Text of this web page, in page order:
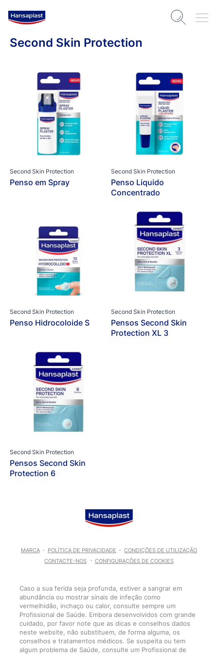
Second Skin Protection
Second Skin Protection
Penso em Spray
Second Skin Protection
Penso Liquido
Concentrado
Second Skin Protection
Penso Hidrocoloide S
Second Skin Protection
Pensos Second Skin
Protection XL 3
Second Skin Protection
Pensos Second Skin
Protection 6
MARCA POLÌTICA DE PRIVACIDADE
CONDIÇÕES DE UTILIZAÇÃO
CONTACTE-NOS
CONFIGURAÇÕES DE COOKIES
Caso a sua ferida seja profunda, estiver a sangrar em
abundância ou mostrar sinais de infeção como
vermelhidão, inchaço ou calor, consulte sempre um
Profissional de Saúde. Embora desenvolvidos com grande
cuidado, por favor note que as dicas e conselhos dados
neste website, não substituem, de forma alguma, os
conselhos e tratamentos médicos. Se suspeita ou tem
algum problema de Saúde, consulte um Profissional de